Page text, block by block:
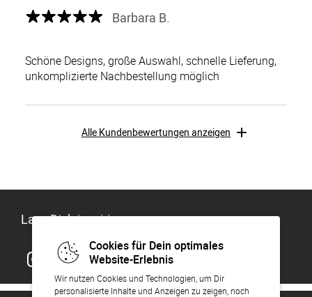
Cookies für Dein optimales
Website-Erlebnis
Wir nutzen Cookies und Technologien, um Dir
personalisierte Inhalte und Anzeigen zu zeigen, noch
Barbara B.
Schöne Designs, große Auswahl, schnelle Lieferung,
unkomplizierte Nachbestellung möglich
Alle Kundenbewertungen anzeigen
Lass Dich inspirieren